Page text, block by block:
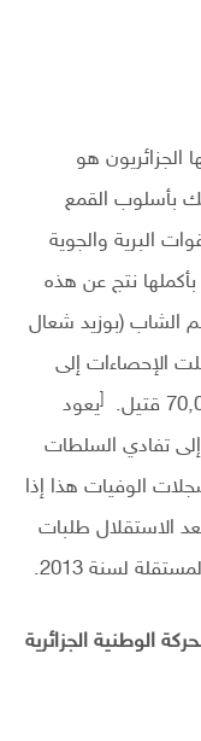
الجزائريون هو
بأسلوب القمع
البرية والجوية
نتج عن هذه
جزائري أولهم الشاب (بوزيد شعال
الإحصاءات إلى
يعود
تفادي السلطات
في سجلات الوفيات هذا إذا
الاستقلال طلبات
لسنة 2013.
على تيارات الحركة الوطنية الجزائرية